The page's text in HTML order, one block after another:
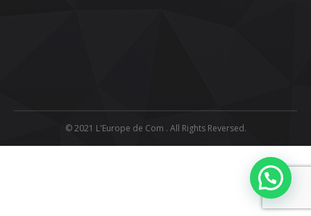
© 2021 L'Europe de Com . All Rights Reversed.